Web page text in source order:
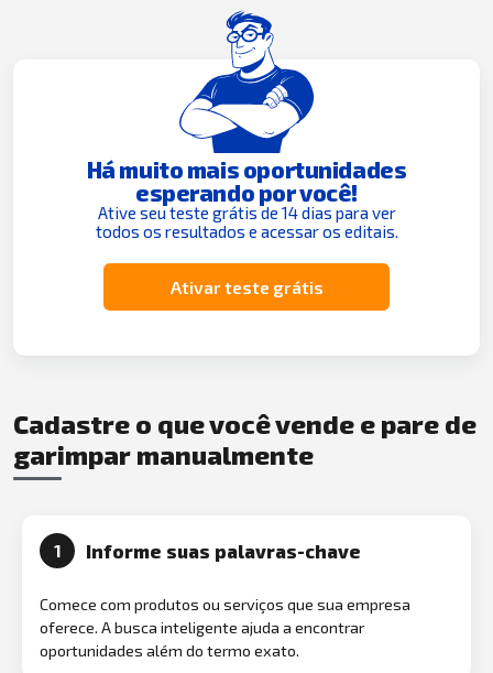
Há muito mais oportunidades
esperando por você!
Ative seu teste grátis de 14 dias para ver
todos os resultados e acessar os editais.
Ativar teste grátis
Cadastre o que você vende e pare de
garimpar manualmente
1 Informe suas palavras-chave
Comece com produtos ou serviços que sua empresa
oferece. A busca inteligente ajuda a encontrar
oportunidades além do termo exato.